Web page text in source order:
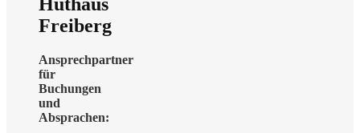
Freiberg
Ansprechpartner
für
Buchungen
und
Absprachen: